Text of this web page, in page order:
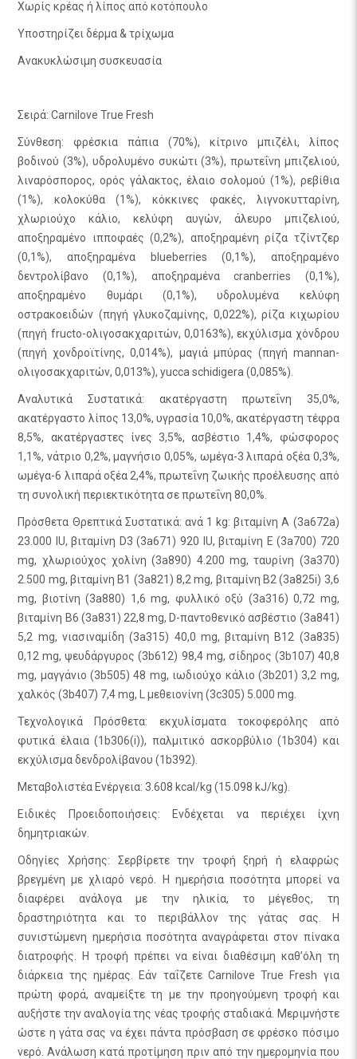
Χωρίς κρέας ή λίπος από κοτόπουλο
Υποστηρίζει δέρμα & τρίχωμα
Ανακυκλώσιμη συσκευασία
Σειρά: Carnilove True Fresh
Σύνθεση: φρέσκια πάπια (70%), κίτρινο μπιζέλι, λίπος
βοδινού (3%), υδρολυμένο συκώτι (3%), πρωτεΐνη μπιζελιού,
λιναρόσπορος, ορός γάλακτος, έλαιο σολομού (1%), ρεβίθια
(1%), κολοκύθα (1%), κόκκινες φακές, λιγνοκυτταρίνη,
χλωριούχο κάλιο, κελύφη αυγών, άλευρο μπιζελιού,
αποξηραμένο ιπποφαές (0,2%), αποξηραμένη ρίζα τζίντζερ
(0,1%), αποξηραμένα blueberries (0,1%), αποξηραμένο
δεντρολίβανο (0,1%), αποξηραμένα cranberries (0,1%),
αποξηραμένο θυμάρι (0,1%), υδρολυμένα κελύφη
οστρακοειδών (πηγή γλυκοζαμίνης, 0,022%), ρίζα κιχωρίου
(πηγή fructo-ολιγοσακχαριτών, 0,0163%), εκχύλισμα χόνδρου
(πηγή χονδροϊτίνης, 0,014%), μαγιά μπύρας (πηγή mannan-
ολιγοσακχαριτών, 0,013%), yucca schidigera (0,085%).
Αναλυτικά Συστατικά: ακατέργαστη πρωτεΐνη 35,0%,
ακατέργαστο λίπος 13,0%, υγρασία 10,0%, ακατέργαστη τέφρα
8,5%, ακατέργαστες ίνες 3,5%, ασβέστιο 1,4%, φώσφορος
1,1%, νάτριο 0,2%, μαγνήσιο 0,05%, ωμέγα-3 λιπαρά οξέα 0,3%,
ωμέγα-6 λιπαρά οξέα 2,4%, πρωτεΐνη ζωικής προέλευσης από
τη συνολική περιεκτικότητα σε πρωτεΐνη 80,0%.
Πρόσθετα Θρεπτικά Συστατικά: ανά 1 kg: βιταμίνη A (3a672a)
23.000 IU, βιταμίνη D3 (3a671) 920 IU, βιταμίνη E (3a700) 720
mg, χλωριούχος χολίνη (3a890) 4.200 mg, ταυρίνη (3a370)
2.500 mg, βιταμίνη B1 (3a821) 8,2 mg, βιταμίνη B2 (3a825i) 3,6
mg, βιοτίνη (3a880) 1,6 mg, φυλλικό οξύ (3a316) 0,72 mg,
βιταμίνη B6 (3a831) 22,8 mg, D-παντοθενικό ασβέστιο (3a841)
5,2 mg, νιασιναμίδη (3a315) 40,0 mg, βιταμίνη B12 (3a835)
0,12 mg, ψευδάργυρος (3b612) 98,4 mg, σίδηρος (3b107) 40,8
mg, μαγγάνιο (3b505) 48 mg, ιωδιούχο κάλιο (3b201) 3,2 mg,
χαλκός (3b407) 7,4 mg, L μεθειονίνη (3c305) 5.000 mg.
Τεχνολογικά Πρόσθετα: εκχυλίσματα τοκοφερόλης από
φυτικά έλαια (1b306(i)), παλμιτικό ασκορβύλιο (1b304) και
εκχύλισμα δενδρολίβανου (1b392).
Μεταβολιστέα Ενέργεια: 3.608 kcal/kg (15.098 kJ/kg).
Ειδικές Προειδοποιήσεις: Ενδέχεται να περιέχει ίχνη
δημητριακών.
Οδηγίες Χρήσης: Σερβίρετε την τροφή ξηρή ή ελαφρώς
βρεγμένη με χλιαρό νερό. Η ημερήσια ποσότητα μπορεί να
διαφέρει ανάλογα με την ηλικία, το μέγεθος, τη
δραστηριότητα και το περιβάλλον της γάτας σας. Η
συνιστώμενη ημερήσια ποσότητα αναγράφεται στον πίνακα
διατροφής. Η τροφή πρέπει να είναι διαθέσιμη καθ’όλη τη
διάρκεια της ημέρας. Εάν ταΐζετε Carnilove True Fresh για
πρώτη φορά, αναμείξτε τη με την προηγούμενη τροφή και
αυξήστε την αναλογία της νέας τροφής σταδιακά. Μεριμνήστε
ώστε η γάτα σας να έχει πάντα πρόσβαση σε φρέσκο πόσιμο
νερό. Ανάλωση κατά προτίμηση πριν από την ημερομηνία που